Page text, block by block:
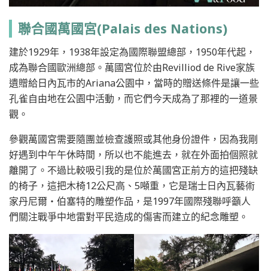
聯合國萬國宮(Palais des Nations)
建於1929年，1938年設定為國際聯盟總部，1950年代起，
成為聯合國歐洲總部。萬國宮位於由Revilliod de Rive家族
遺贈給日內瓦市的Ariana公園中，當時的贈送條件是讓一些
孔雀自由地在公園中活動，而它們今天成為了那裡的一道景
觀。
參觀萬國宮需要隨團並檢查護照或其他身份證件，因為我剛
好遇到中午午休時間，所以也不能進去，就在外面拍個照就
離開了。不過比較吸引我的是位於萬國宮正前方的這把殘缺
的椅子，這把木椅12公尺高、5噸重，它是瑞士日內瓦藝術
家丹尼爾・伯塞特的雕塑作品，是1997年國際殘聯呼籲人
們關注戰爭中地雷對平民造成的傷害而建立的紀念雕塑。